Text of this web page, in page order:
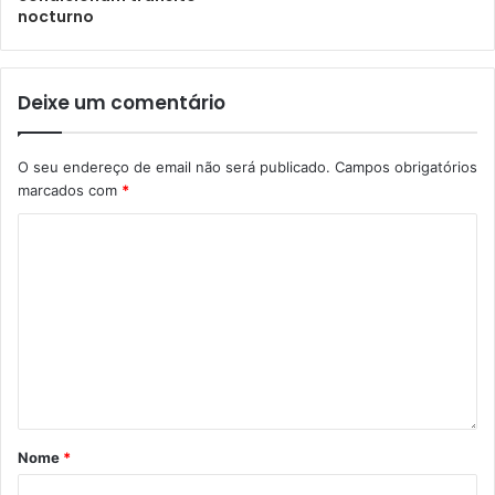
nocturno
Deixe um comentário
O seu endereço de email não será publicado. Campos obrigatórios
marcados com *
Nome *